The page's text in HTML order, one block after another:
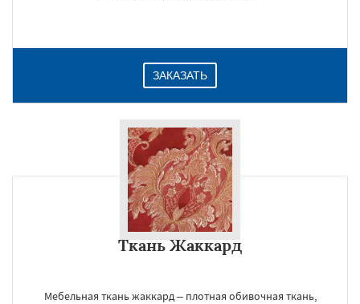
ЗАКАЗАТЬ
Ткань Жаккард
Мебельная ткань жаккард – плотная обивочная ткань,